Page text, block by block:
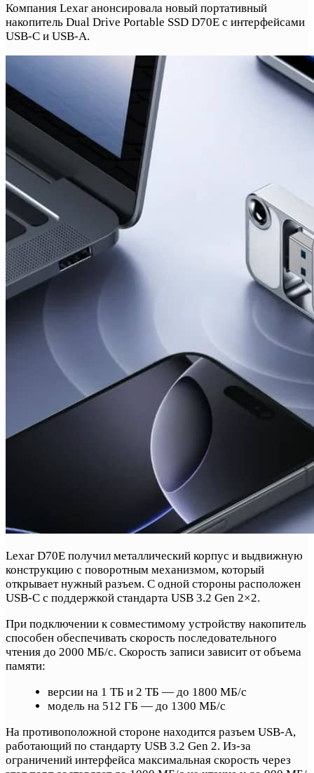
Компания Lexar анонсировала новый портативный
накопитель Dual Drive Portable SSD D70E с интерфейсами
USB-C и USB-A.
Lexar D70E получил металлический корпус и выдвижную
конструкцию с поворотным механизмом, который
открывает нужный разъем. С одной стороны расположен
USB-C с поддержкой стандарта USB 3.2 Gen 2×2.
При подключении к совместимому устройству накопитель
способен обеспечивать скорость последовательного
чтения до 2000 МБ/с. Скорость записи зависит от объема
памяти:
версии на 1 ТБ и 2 ТБ — до 1800 МБ/с
модель на 512 ГБ — до 1300 МБ/с
На противоположной стороне находится разъем USB-A,
работающий по стандарту USB 3.2 Gen 2. Из-за
ограничений интерфейса максимальная скорость через